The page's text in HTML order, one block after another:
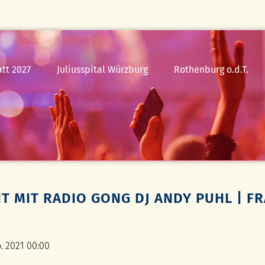
2027 Juliusspital Würzburg Rothenburg o.d.T.
24.07.26
Die
Zauberflöte
25.07.26
Simply
MIT RADIO GONG DJ ANDY PUHL |
2021 00:00